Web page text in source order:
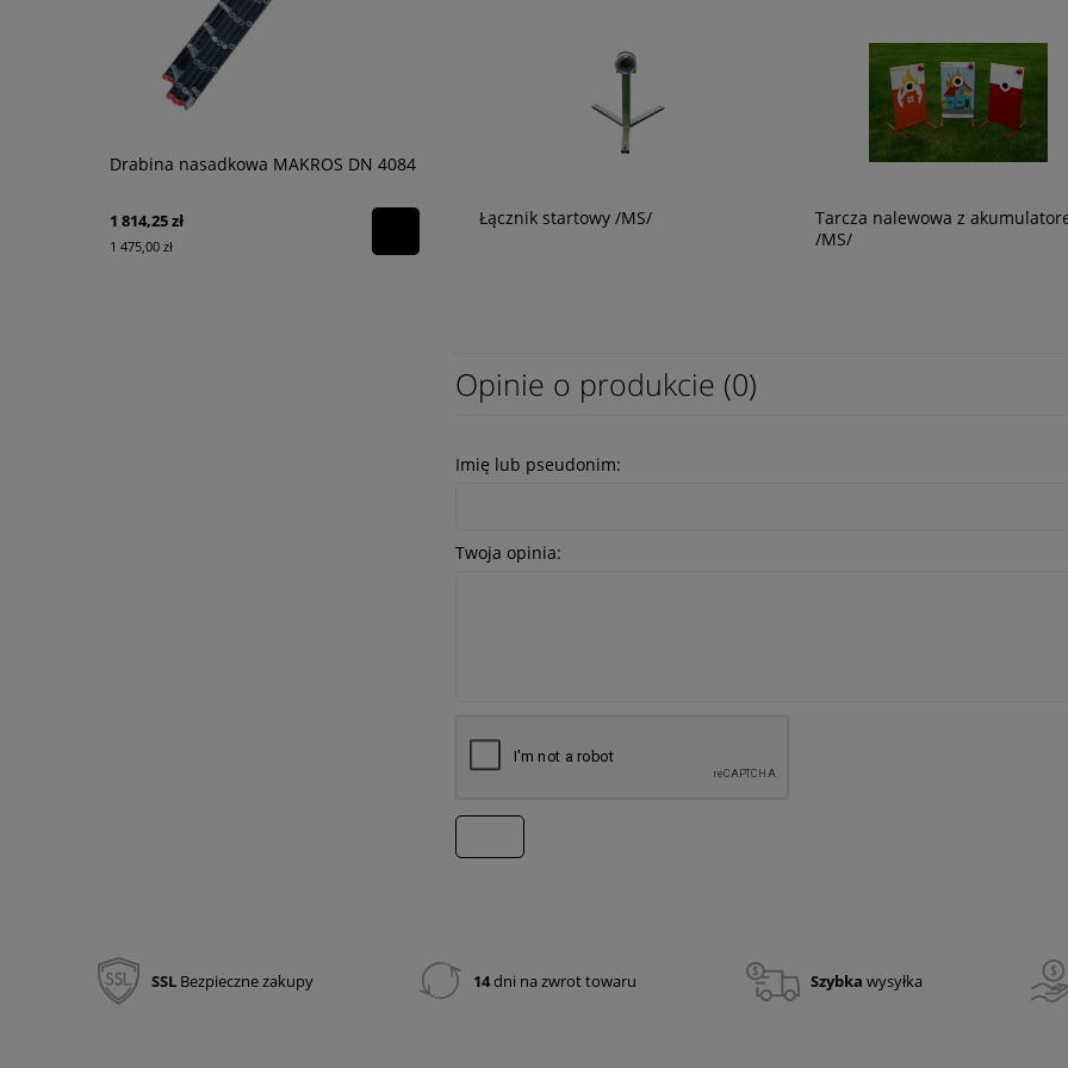
Drabina nasadkowa MAKROS DN 4084
1 814,25 zł
1 475,00 zł
160,00 zł
Czapka termoaktywna BRUBECK-L/XL
90,00 zł
73,17 zł
Łącznik startowy /MS/
Tarcza nalewowa z
/MS/
Opinie o produkcie (0)
Imię lub pseudonim:
Twoja opinia:
SSL Bezpieczne zakupy 14dni na zwrot towaru Szybka wysyłka